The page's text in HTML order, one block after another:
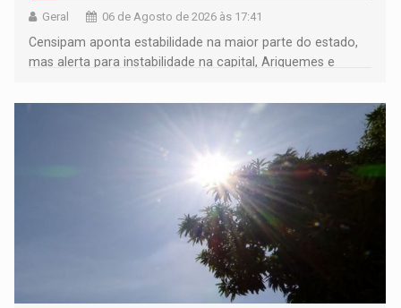
Geral 06 de Agosto de 2026 às 17:41
Censipam aponta estabilidade na maior parte do estado,
mas alerta para instabilidade na capital, Ariquemes e